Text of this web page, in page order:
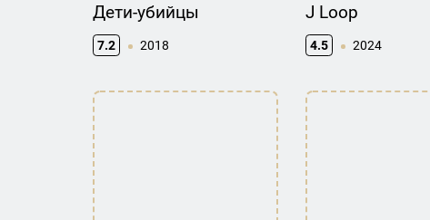
Дети-убийцы
7.2 2018
J Loop
4.5 2024